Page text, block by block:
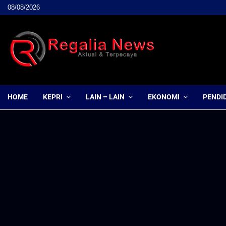
08/08/2026
HOME KEPRI LAIN – LAIN EKONOMI